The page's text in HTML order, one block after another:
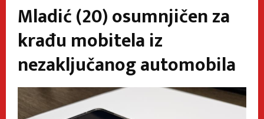
Mladić (20) osumnjičen za
krađu mobitela iz
nezaključanog automobila